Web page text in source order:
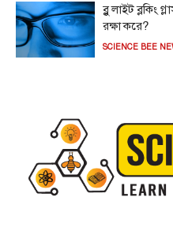
ব্লু লাইট ব্লকিং
রক্ষা করে?
SCIENCE BEE